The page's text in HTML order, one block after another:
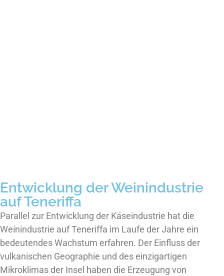
Entwicklung der Weinindustrie
auf Teneriffa
Parallel zur Entwicklung der Käseindustrie hat die
Weinindustrie auf Teneriffa im Laufe der Jahre ein
bedeutendes Wachstum erfahren. Der Einfluss der
vulkanischen Geographie und des einzigartigen
Mikroklimas der Insel haben die Erzeugung von